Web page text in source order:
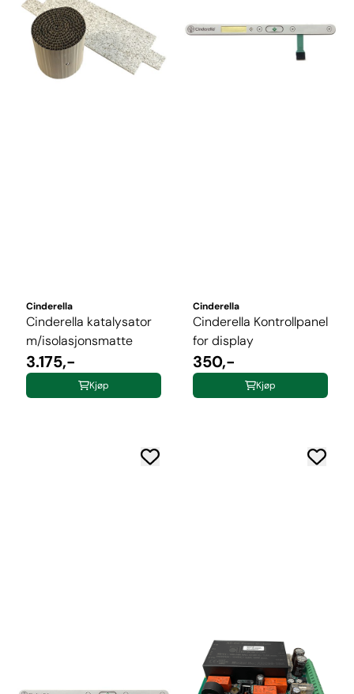
Cinderella
Cinderella katalysator
m/isolasjonsmatte
3.175,-
Kjøp
Cinderella
Cinderella Kontrollpanel
for display
350,-
Kjøp